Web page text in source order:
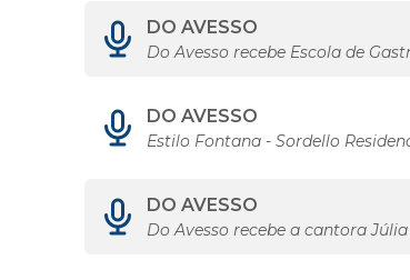
DO AVESSO
Do Avesso recebe Escola de
DO AVESSO
Estilo Fontana - Sordello
DO AVESSO
Do Avesso recebe a cantora